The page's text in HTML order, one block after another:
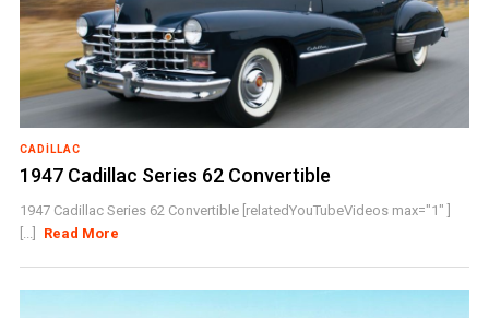
CADILLAC
1947 Cadillac Series 62 Convertible
1947 Cadillac Series 62 Convertible [relatedYouTubeVideos max="1" ]
[...]
Read More